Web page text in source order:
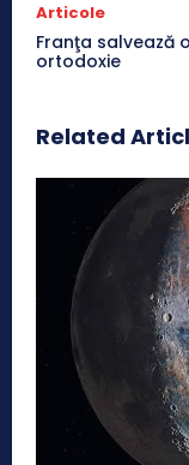
Articole
Franţa salvează
ortodoxie
Related